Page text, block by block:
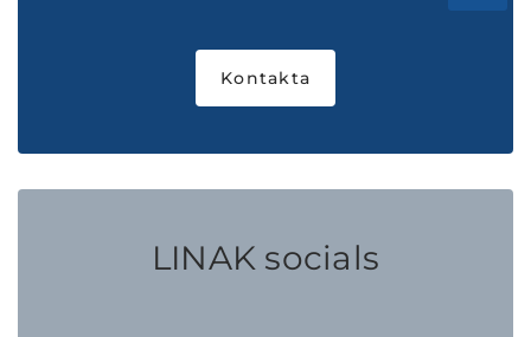
Kontakta
LINAK socials